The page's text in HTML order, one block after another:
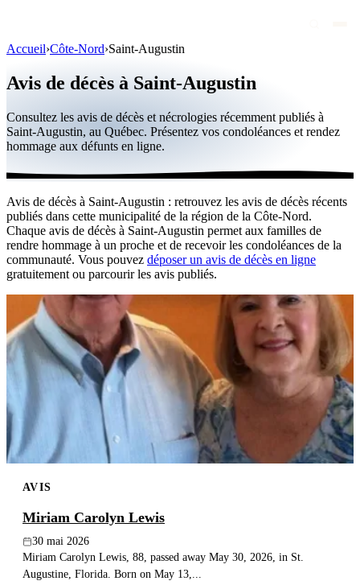
Personnalités publiques
Québec
Canada
International
Par région
Par ville
Maisons funéraires
Éternea
Blog
Publier un avis
Accueil›Côte-Nord›Saint-Augustin
Avis de décès à Saint-Augustin
Consultez les avis de décès et nécrologies récemment publiés à
Saint-Augustin, au Québec. Présentez vos condoléances et rendez
hommage aux défunts en ligne.
Avis de décès à Saint-Augustin : retrouvez les avis de décès récents
publiés dans cette municipalité de la région de la Côte-Nord.
Chaque avis de décès à Saint-Augustin permet aux familles de
rendre hommage à un proche et de recevoir les condoléances de la
communauté. Vous pouvez déposer un avis de décès en ligne
gratuitement ou parcourir les avis publiés.
AVIS
Miriam Carolyn Lewis
30 mai 2026
Miriam Carolyn Lewis, 88, passed away May 30, 2026, in St.
Augustine, Florida. Born on May 13,...